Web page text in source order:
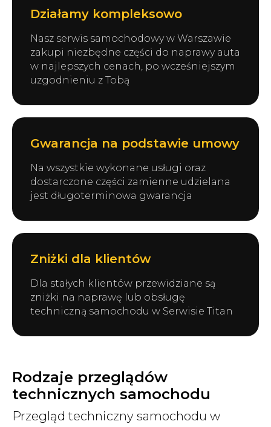
Działamy kompleksowo
Nasz serwis samochodowy w Warszawie
zakupi niezbędne części do naprawy auta
w najlepszych cenach, po wcześniejszym
uzgodnieniu z Tobą
Gwarancja na podstawie umowy
Na wszystkie wykonane usługi oraz
dostarczone części zamienne udzielana
jest długoterminowa gwarancja
Zniżki dla klientów
Dla stałych klientów przewidziane są
zniżki na naprawę lub obsługę
techniczną samochodu w Serwisie Titan
Rodzaje przeglądów
technicznych samochodu
Przegląd techniczny samochodu w